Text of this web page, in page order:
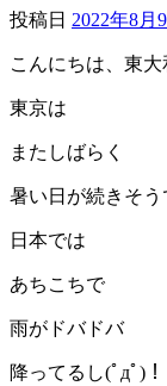
投稿日 2022年8月
こんにちは、東
東京は
またしばらく
暑い日が続きそう
日本では
あちこちで
雨がドバドバ
降ってるし(ﾟдﾟ)！